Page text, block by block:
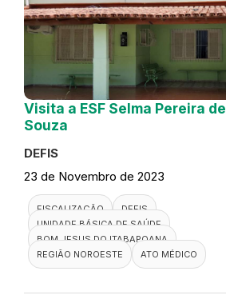
Visita a ESF Selma Pereira de
Souza
DEFIS
23 de Novembro de 2023
FISCALIZAÇÃO
DEFIS
UNIDADE BÁSICA DE SAÚDE
BOM JESUS DO ITABAPOANA
REGIÃO NOROESTE
ATO MÉDICO